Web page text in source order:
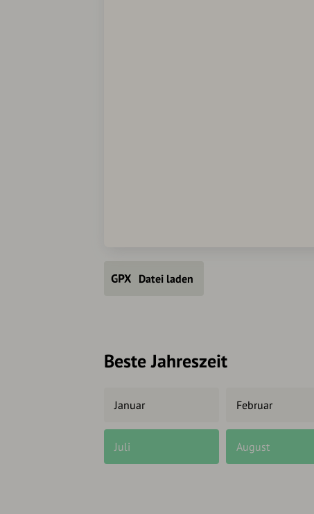
Datei laden
Beste Jahreszeit
Januar Februar
Juli August